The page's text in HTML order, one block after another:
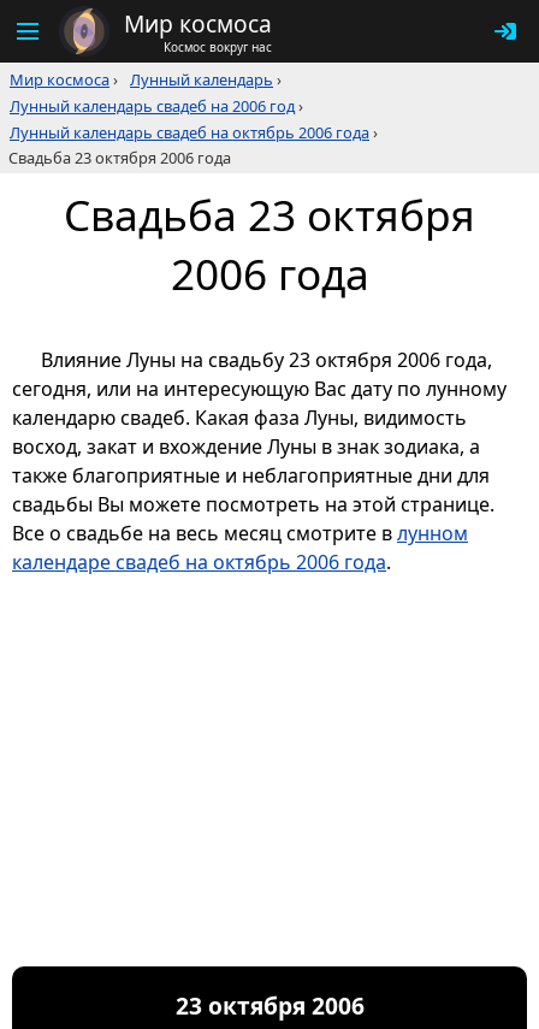
Мир космоса
Космос вокруг нас
Мир космоса› Лунный календарь ›
Лунный календарь свадеб на 2006 год›
Лунный календарь свадеб на октябрь 2006 года›
Свадьба 23 октября 2006 года
Свадьба 23 октября
2006 года
Влияние Луны на свадьбу 23 октября 2006 года,
сегодня, или на интересующую Вас дату по лунному
календарю свадеб. Какая фаза Луны, видимость
восход, закат и вхождение Луны в знак зодиака, а
также благоприятные и неблагоприятные дни для
свадьбы Вы можете посмотреть на этой странице.
Все о свадьбе на весь месяц смотрите влунном
календаре свадеб на октябрь 2006 года.
23 октября 2006